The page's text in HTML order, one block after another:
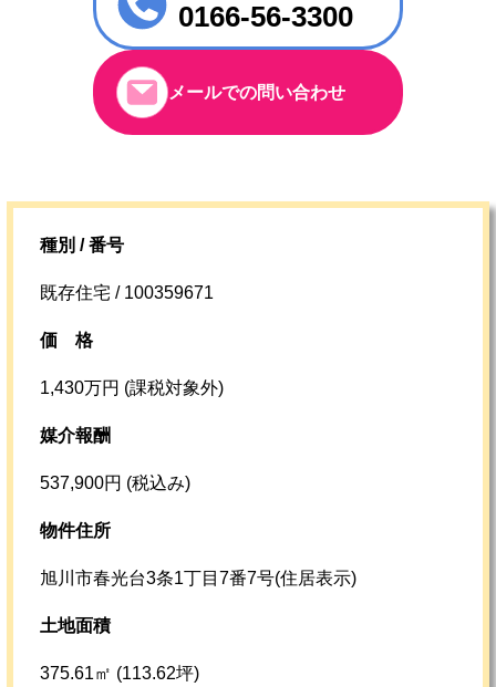
0166-56-3300
メールでの問い合わせ
種別 / 番号
既存住宅 / 100359671
価格
1,430万円 (課税対象外)
媒介報酬
537,900円 (税込み)
物件住所
旭川市春光台3条1丁目7番7号(住居表示)
土地面積
375.61㎡ (113.62坪)